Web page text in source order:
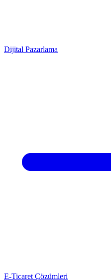
Dijital Pazarlama
E-Ticaret Çözümleri